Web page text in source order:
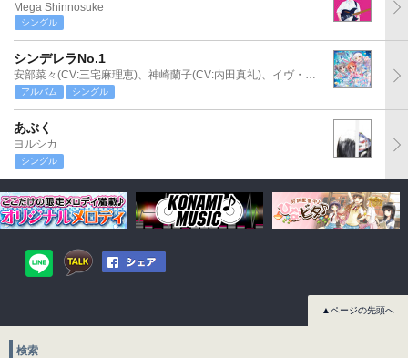
Mega Shinnosuke
シングル
シンデレラNo.1
安部菜々(CV:三宅麻理恵)、神崎蘭子(CV:内田真礼)、イヴ・サンタクロース(CV:松永あかね)
アルバム シングル
あぶく
ヨルシカ
シングル
▲ページの先頭へ
検索